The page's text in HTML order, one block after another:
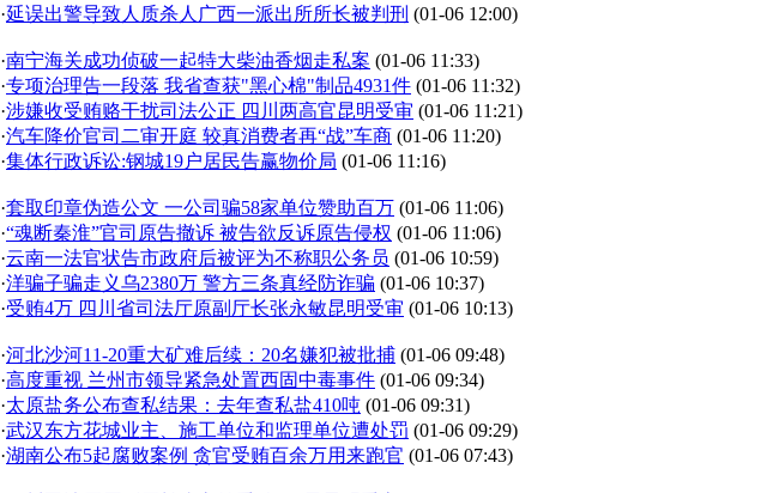
·延误出警导致人质杀人广西一派出所所长被判刑 (01-06 12:00)
·南宁海关成功侦破一起特大柴油香烟走私案 (01-06 11:33)
·专项治理告一段落 我省查获"黑心棉"制品4931件 (01-06 11:32)
·涉嫌收受贿赂干扰司法公正 四川两高官昆明受审 (01-06 11:21)
·汽车降价官司二审开庭 较真消费者再“战”车商 (01-06 11:20)
·集体行政诉讼:钢城19户居民告赢物价局 (01-06 11:16)
·套取印章伪造公文 一公司骗58家单位赞助百万 (01-06 11:06)
·“魂断秦淮”官司原告撤诉 被告欲反诉原告侵权 (01-06 11:06)
·云南一法官状告市政府后被评为不称职公务员 (01-06 10:59)
·洋骗子骗走义乌2380万 警方三条真经防诈骗 (01-06 10:37)
·受贿4万 四川省司法厅原副厅长张永敏昆明受审 (01-06 10:13)
·河北沙河11-20重大矿难后续：20名嫌犯被批捕 (01-06 09:48)
·高度重视 兰州市领导紧急处置西固中毒事件 (01-06 09:34)
·太原盐务公布查私结果：去年查私盐410吨 (01-06 09:31)
·武汉东方花城业主、施工单位和监理单位遭处罚 (01-06 09:29)
·湖南公布5起腐败案例 贪官受贿百余万用来跑官 (01-06 07:43)